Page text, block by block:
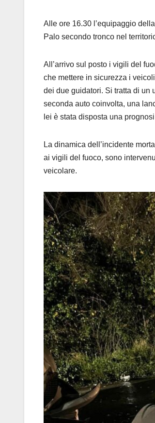
Alle ore 16.30 l’equipaggio
Palo secondo tronco nel
All’arrivo sul posto i vigili del
che mettere in sicurezza i
dei due guidatori. Si tratta di un
seconda auto coinvolta, una
lei è stata disposta una
La dinamica dell’incidente
ai vigili del fuoco, sono
veicolare.